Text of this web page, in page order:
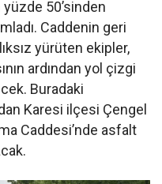
50’sinden
Caddenin geri
yürüten ekipler,
ardından yol çizgi
Buradaki
Karesi ilçesi Çengel
Caddesi’nde asfalt